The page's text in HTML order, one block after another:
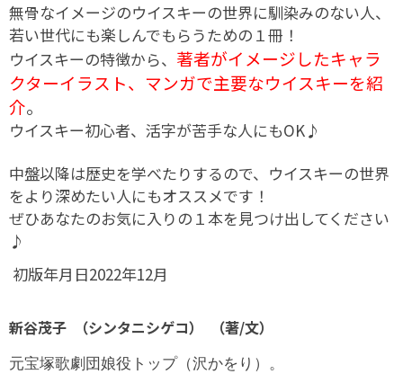
無骨なイメージのウイスキーの世界に馴染みのない人、
若い世代にも楽しんでもらうための１冊！
ウイスキーの特徴から、 著者がイメージしたキャラ
クターイラスト、マンガで主要なウイスキーを紹
介。
ウイスキー初心者、活字が苦手な人にもOK♪
中盤以降は歴史を学べたりするので、ウイスキーの世界
をより深めたい人にもオススメです！
ぜひあなたのお気に入りの１本を見つけ出してください
♪
初版年月日2022年12月
新谷茂子 （シンタニシゲコ） （著/文）
元宝塚歌劇団娘役トップ（沢かをり）。